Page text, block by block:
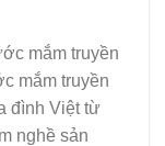
mắm truyền
mắm truyền
đình Việt từ
nghề sản